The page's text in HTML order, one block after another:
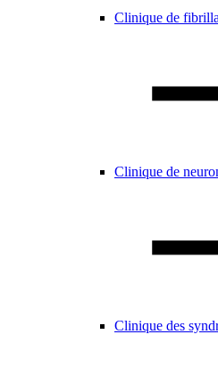
Clinique de
Clinique de
Clinique des